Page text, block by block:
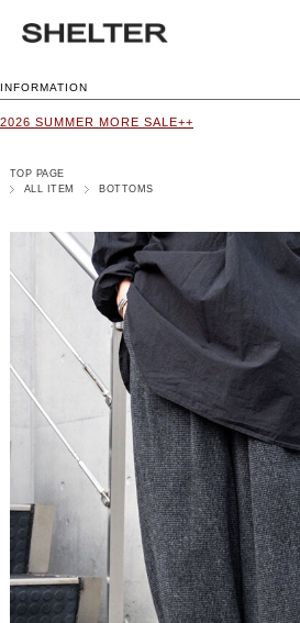
INFORMATION
2026 SUMMER MORE SALE++
TOP PAGE
ALL ITEM
BOTTOMS